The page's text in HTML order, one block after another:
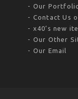
Our
Contact Us
x40’s new
Our Other
Our Email